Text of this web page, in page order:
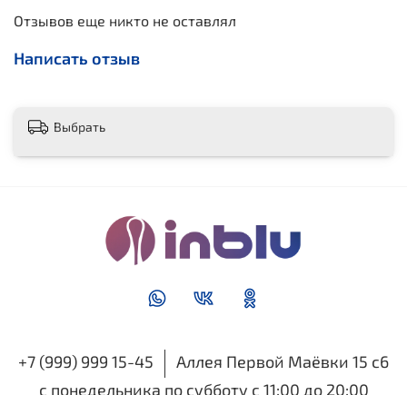
Отзывов еще никто не оставлял
Написать отзыв
Выбрать
+7 (999) 999 15-45
Аллея Первой Маёвки 15 с6
с понедельника по субботу с 11:00 до 20:00